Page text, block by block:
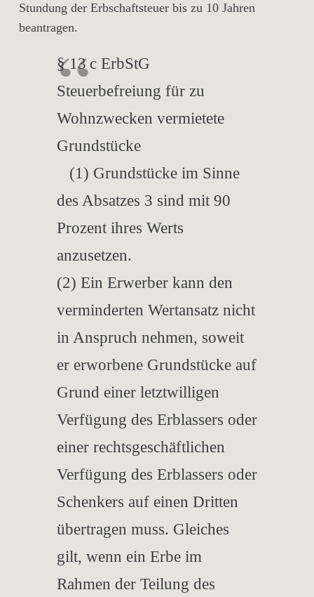
Stundung der Erbschaftsteuer bis zu 10 Jahren
beantragen.
§ 13 c ErbStG
Steuerbefreiung für zu
Wohnzwecken vermietete
Grundstücke
(1) Grundstücke im Sinne
des Absatzes 3 sind mit 90
Prozent ihres Werts
anzusetzen.
(2) Ein Erwerber kann den
verminderten Wertansatz nicht
in Anspruch nehmen, soweit
er erworbene Grundstücke auf
Grund einer letztwilligen
Verfügung des Erblassers oder
einer rechtsgeschäftlichen
Verfügung des Erblassers oder
Schenkers auf einen Dritten
übertragen muss. Gleiches
gilt, wenn ein Erbe im
Rahmen der Teilung des